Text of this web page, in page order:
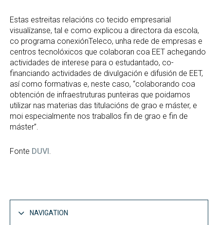
Estas estreitas relacións co tecido empresarial
visualízanse, tal e como explicou a directora da escola,
co programa conexiónTeleco, unha rede de empresas e
centros tecnolóxicos que colaboran coa EET achegando
actividades de interese para o estudantado, co-
financiando actividades de divulgación e difusión de EET,
así como formativas e, neste caso, “colaborando coa
obtención de infraestruturas punteiras que poidamos
utilizar nas materias das titulacións de grao e máster, e
moi especialmente nos traballos fin de grao e fin de
máster”.
Fonte DUVI.
NAVIGATION